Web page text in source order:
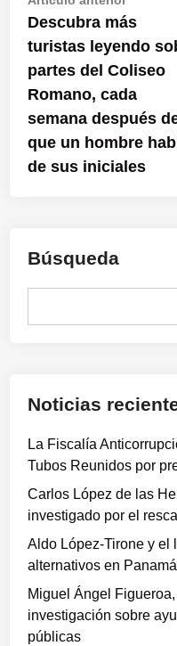
de
entradas
anterior:
Descubra más
turistas leyendo
partes del Coliseo
Romano, cada
semana después
que un hombre
de sus iniciales
Búsqueda
r
Noticias
La Fiscalía
Tubos Reunidos por
Carlos López de las
investigado por el
Aldo López-Tirone y el
alternativos en Panamá
Miguel Ángel
investigación sobre
públicas